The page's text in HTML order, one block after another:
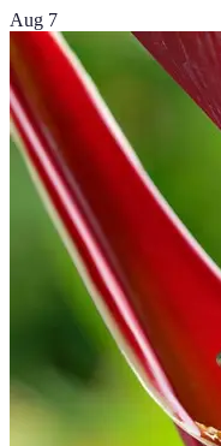
Aug 7